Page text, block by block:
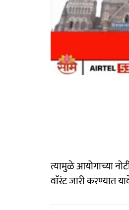
त्यामुळे आयोगाच्या
वाॅरंट जारी करण्यात